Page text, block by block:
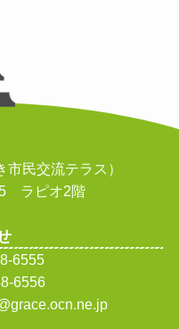
民交流テラス）
ラピオ2階
6555
6556